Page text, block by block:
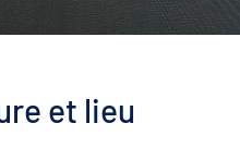
et lieu